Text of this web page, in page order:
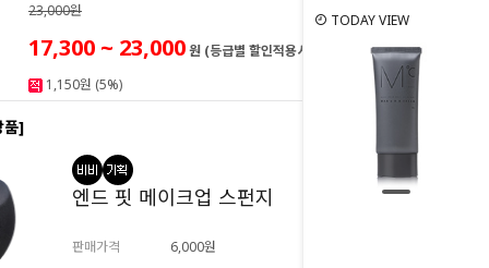
TODAY VIEW
23,000원
17,300 ~ 23,000원 (등급별 할인적용시)
1,150원 (5%)
품]
엔드 핏 메이크업 스펀지
판매가격
6,000원